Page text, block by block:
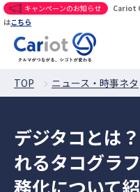
キャンペーンのお知らせ
Cariot
はこちら
TOP ニュース・時事ネタ
デジタコとは
れるタコグラ
務化について